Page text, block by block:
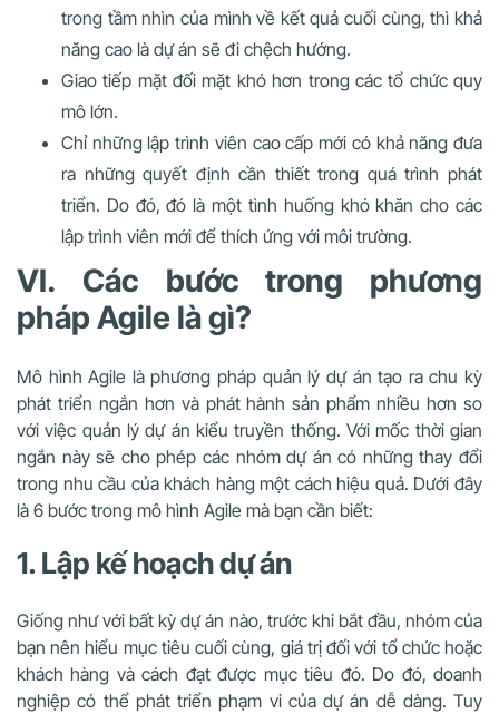
trong tầm nhìn của mình về kết quả cuối cùng, thì khả
năng cao là dự án sẽ đi chệch hướng.
Giao tiếp mặt đối mặt khó hơn trong các tổ chức quy
mô lớn.
Chỉ những lập trình viên cao cấp mới có khả năng đưa
ra những quyết định cần thiết trong quá trình phát
triển. Do đó, đó là một tình huống khó khăn cho các
lập trình viên mới để thích ứng với môi trường.
VI. Các bước trong phương
pháp Agile là gì?
Mô hình Agile là phương pháp quản lý dự án tạo ra chu kỳ
phát triển ngắn hơn và phát hành sản phẩm nhiều hơn so
với việc quản lý dự án kiểu truyền thống. Với mốc thời gian
ngắn này sẽ cho phép các nhóm dự án có những thay đổi
trong nhu cầu của khách hàng một cách hiệu quả. Dưới đây
là 6 bước trong mô hình Agile mà bạn cần biết:
1. Lập kế hoạch dự án
Giống như với bất kỳ dự án nào, trước khi bắt đầu, nhóm của
bạn nên hiểu mục tiêu cuối cùng, giá trị đối với tổ chức hoặc
khách hàng và cách đạt được mục tiêu đó. Do đó, doanh
nghiệp có thể phát triển phạm vi của dự án dễ dàng. Tuy